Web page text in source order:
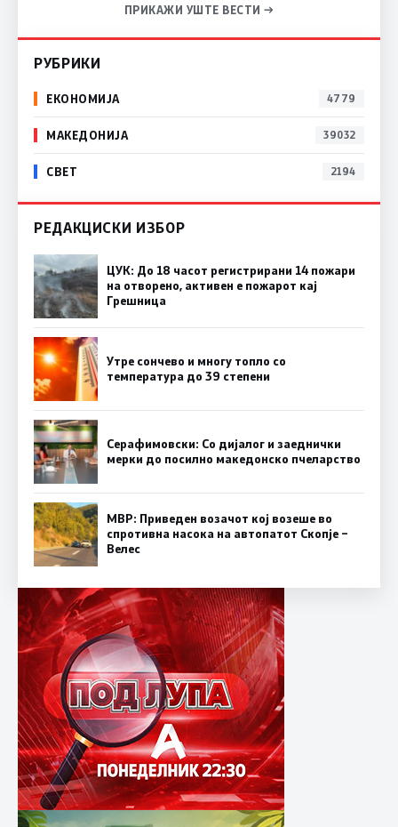
ПРИКАЖИ УШТЕ ВЕСТИ →
РУБРИКИ
ЕКОНОМИЈА 4779
МАКЕДОНИЈА 39032
СВЕТ 2194
РЕДАКЦИСКИ ИЗБОР
ЦУК: До 18 часот регистрирани 14 пожари
на отворено, активен е пожарот кај
Грешница
Утре сончево и многу топло со
температура до 39 степени
Серафимовски: Со дијалог и заеднички
мерки до посилно македонско пчеларство
МВР: Приведен возачот кој возеше во
спротивна насока на автопатот Скопје –
Велес